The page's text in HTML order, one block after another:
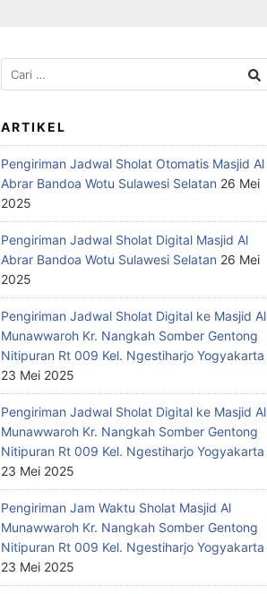
ARTIKEL
Pengiriman Jadwal Sholat Otomatis Masjid Al
Abrar Bandoa Wotu Sulawesi Selatan 26 Mei
2025
Pengiriman Jadwal Sholat Digital Masjid Al
Abrar Bandoa Wotu Sulawesi Selatan 26 Mei
2025
Pengiriman Jadwal Sholat Digital ke Masjid Al
Munawwaroh Kr. Nangkah Somber Gentong
Nitipuran Rt 009 Kel. Ngestiharjo Yogyakarta
23 Mei 2025
Pengiriman Jadwal Sholat Digital ke Masjid Al
Munawwaroh Kr. Nangkah Somber Gentong
Nitipuran Rt 009 Kel. Ngestiharjo Yogyakarta
23 Mei 2025
Pengiriman Jam Waktu Sholat Masjid Al
Munawwaroh Kr. Nangkah Somber Gentong
Nitipuran Rt 009 Kel. Ngestiharjo Yogyakarta
23 Mei 2025